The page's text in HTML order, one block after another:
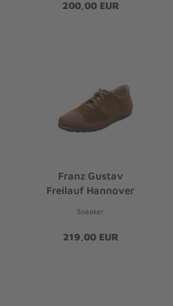
200,00 EUR
Franz Gustav
Freilauf Hannover
Sneaker
219,00 EUR